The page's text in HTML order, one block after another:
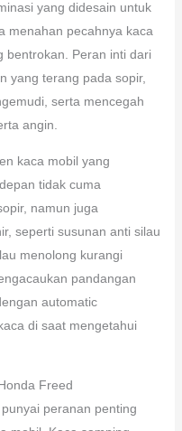
yang didesain untuk
menahan pecahnya kaca
bentrokan. Peran inti dari
yang terang pada sopir,
serta mencegah
angin.
kaca mobil yang
tidak cuma
namun juga
seperti susunan anti silau
menolong kurangi
pandangan
automatic
di saat mengetahui
Freed
peranan penting